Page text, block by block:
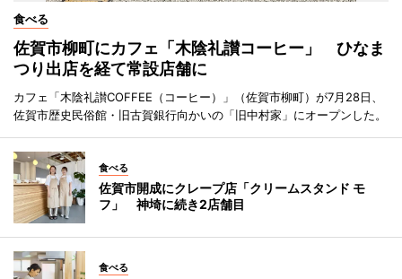
食べる
佐賀市柳町にカフェ「木陰礼讃コーヒー」 ひなま
つり出店を経て常設店舗に
カフェ「木陰礼讃COFFEE（コーヒー）」（佐賀市柳町）が7月28日、
佐賀市歴史民俗館・旧古賀銀行向かいの「旧中村家」にオープンした。
食べる
佐賀市開成にクレープ店「クリームスタンド モ
フ」 神埼に続き2店舗目
食べる